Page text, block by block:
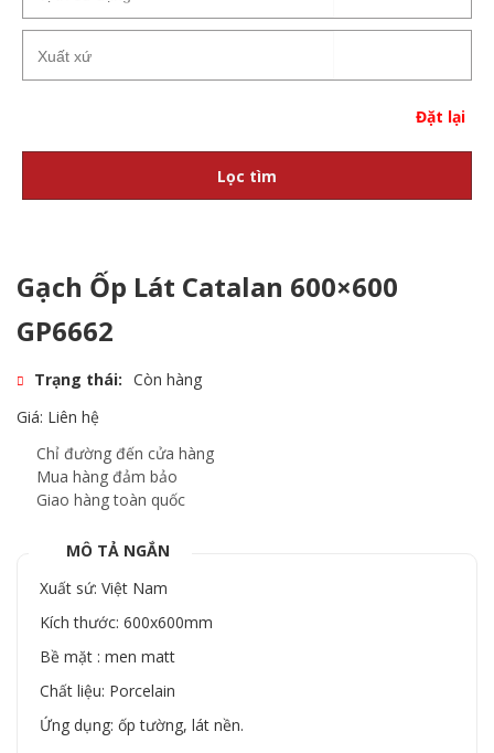
Đặt lại
Lọc tìm
Gạch Ốp Lát Catalan 600×600
GP6662
Trạng thái: Còn hàng
Giá: Liên hệ
Chỉ đường đến cửa hàng
Mua hàng đảm bảo
Giao hàng toàn quốc
MÔ TẢ NGẮN
Xuất sứ: Việt Nam
Kích thước: 600x600mm
Bề mặt : men matt
Chất liệu: Porcelain
Ứng dụng: ốp tường, lát nền.